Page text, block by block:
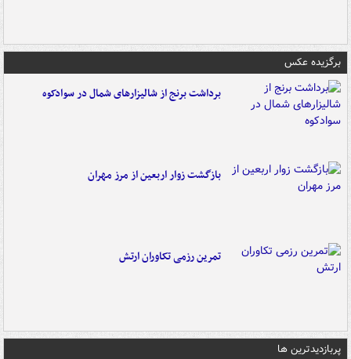
برگزیده عکس
برداشت برنج از شالیزارهای شمال در سوادکوه
بازگشت زوار اربعین از مرز مهران
تمرین رزمی تکاوران ارتش
پربازدیدترین ها